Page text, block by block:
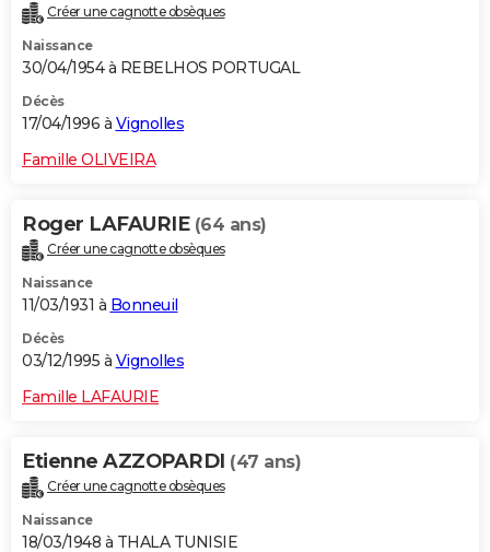
Créer une cagnotte obsèques
Naissance
30/04/1954 à REBELHOS PORTUGAL
Décès
17/04/1996 à Vignolles
Famille OLIVEIRA
Roger LAFAURIE (64 ans)
Créer une cagnotte obsèques
Naissance
11/03/1931 à Bonneuil
Décès
03/12/1995 à Vignolles
Famille LAFAURIE
Etienne AZZOPARDI (47 ans)
Créer une cagnotte obsèques
Naissance
18/03/1948 à THALA TUNISIE